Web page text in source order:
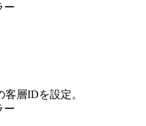
ー
層IDを設定。
ー